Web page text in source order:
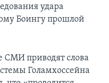
удара
Боингу прошлой
СМИ приводят слова
Голамхоссейна